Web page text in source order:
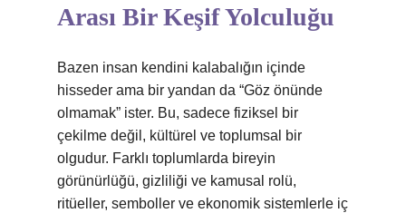
Arası Bir Keşif Yolculuğu
Bazen insan kendini kalabalığın içinde
hisseder ama bir yandan da “Göz önünde
olmamak” ister. Bu, sadece fiziksel bir
çekilme değil, kültürel ve toplumsal bir
olgudur. Farklı toplumlarda bireyin
görünürlüğü, gizliliği ve kamusal rolü,
ritüeller, semboller ve ekonomik sistemlerle iç